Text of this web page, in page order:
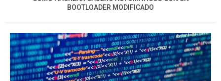
BOOTLOADER MODIFICADO